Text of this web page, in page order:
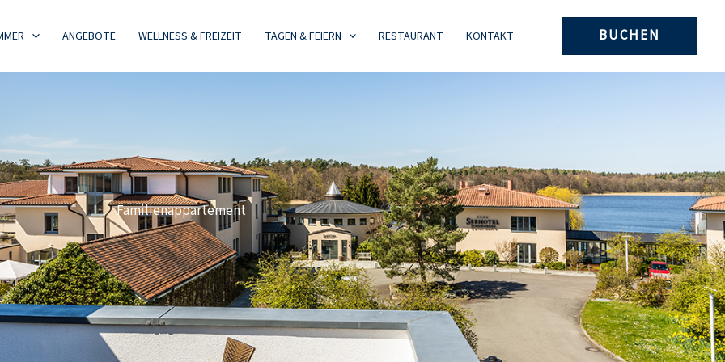
ANGEBOTE WELLNESS & FREIZEIT TAGEN & FEIERN RESTAURANT KONTAKT BUCHEN
Familienappartement